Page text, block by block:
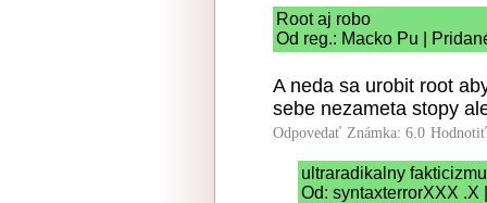
Root aj robo
Od reg.: Macko Pu |
A neda sa urobit root
sebe nezameta stopy
Odpovedať Známka: 6.0
ultraradikalny
Od: syntaxterrorXXX .X